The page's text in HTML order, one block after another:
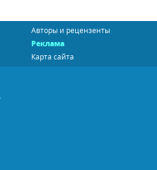
Авторы и рецензенты
Реклама
Карта сайта